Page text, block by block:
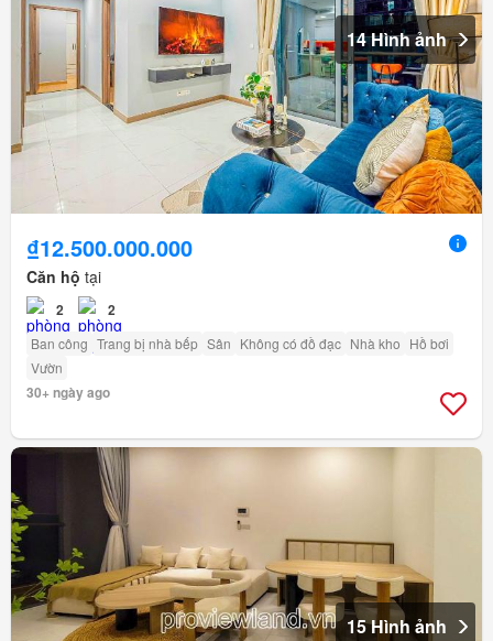
14 Hình ảnh
₫12.500.000.000
Căn hộ tại
2 2
Ban công Trang bị nhà bếp Sân Không có đồ đạc Nhà kho Hồ bơi
Vườn
30+ ngày ago
15 Hình ảnh